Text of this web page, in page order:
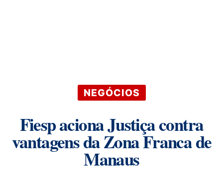
NEGÓCIOS
Fiesp aciona Justiça contra
vantagens da Zona Franca de
Manaus